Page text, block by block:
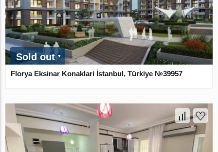
Sold out
Florya Eksinar Konaklari İstanbul, Türkiye №39957